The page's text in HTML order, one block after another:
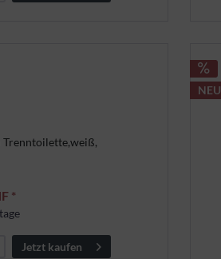
Trenntoilette,weiß,
*
Jetzt kaufen
NEU